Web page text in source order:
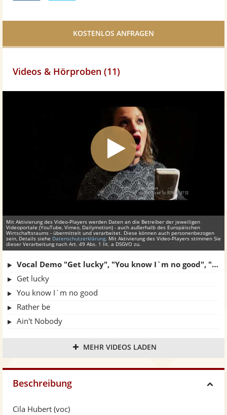
Facebook
Videos & Hörproben (11)
Mit Aktivierung des Video-Players werden Daten an die Betreiber der jeweiligen
Videoportale (YouTube, Vimeo, Dailymotion) - auch außerhalb des Europäischen
Wirtschaftsraums - übermittelt und verarbeitet. Diese können auch personenbezogen
sein, Details siehe Datenschutzerklärung. Mit Aktivierung des Video-Players stimmen Sie
dieser Verarbeitung nach Art. 49 Abs. 1 lit. a DSGVO zu.
Vocal Demo "Get lucky", "You know I`m no good", "Rather be", "Your love is king"...Cila Hubert
Get lucky
You know I`m no good
Rather be
Ain't Nobody
"Wenn ich mir was wünschen dürfte" Cila Hakel (voc); Mauro Bella (piano)
"Somebody loves me" Cila Hakel (voc); Kalle Vogel (git)
"Peel me a grape", Cila Hakel (voc), Kalle Vogel (git), Corey Lereau (sax);recorded in Leipzig, 06.12.2013
"Frim Fram Sauce" Cila Hakel (voc) ; Mauro Bella (piano)
MEHR VIDEOS LADEN
Beschreibung
Cila Hubert (voc)